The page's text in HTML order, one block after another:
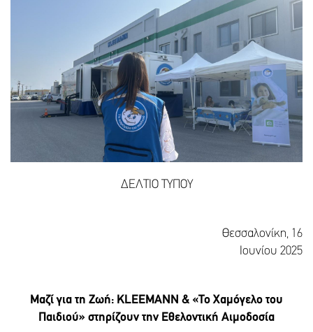
ΔΕΛΤΙΟ ΤΥΠΟΥ
Θεσσαλονίκη, 16
Ιουνίου 2025
Μαζί για τη Ζωή: KLEEMANN & «Το Χαμόγελο του
Παιδιού» στηρίζουν την Εθελοντική Αιμοδοσία